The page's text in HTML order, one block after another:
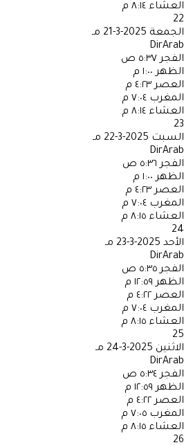
العشاء ٨:١٤ م
22
الجمعة 2025-3-21 مـ
DirArab
الفجر ٥:٣٧ ص
الظهر ١:٠٠ م
العصر ٤:٢٣ م
المغرب ٧:٠٤ م
العشاء ٨:١٤ م
23
السبت 2025-3-22 مـ
DirArab
الفجر ٥:٣٦ ص
الظهر ١:٠٠ م
العصر ٤:٢٣ م
المغرب ٧:٠٤ م
العشاء ٨:١٥ م
24
الأحد 2025-3-23 مـ
DirArab
الفجر ٥:٣٥ ص
الظهر ١٢:٥٩ م
العصر ٤:٢٢ م
المغرب ٧:٠٤ م
العشاء ٨:١٥ م
25
الاثنين 2025-3-24 مـ
DirArab
الفجر ٥:٣٤ ص
الظهر ١٢:٥٩ م
العصر ٤:٢٢ م
المغرب ٧:٠٥ م
العشاء ٨:١٥ م
26